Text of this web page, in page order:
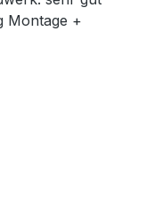
Montage +